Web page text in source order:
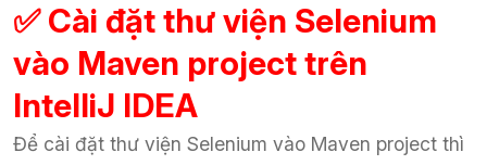
✅ Cài đặt thư viện Selenium
vào Maven project trên
IntelliJ IDEA
Để cài đặt thư viện Selenium vào Maven project thì